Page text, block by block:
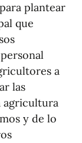
plantear
que
a
las
agricultura
y de lo